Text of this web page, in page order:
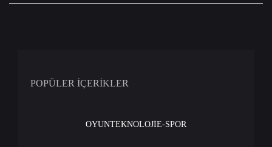
POPÜLER İÇERİKLER
OYUNTEKNOLOJİE-SPOR